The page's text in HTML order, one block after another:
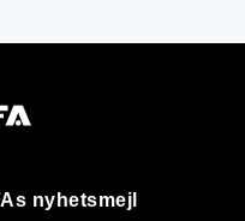
nyhetsmejl